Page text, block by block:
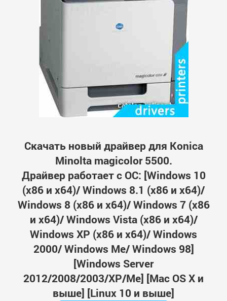
Скачать новый драйвер для Konica
Minolta magicolor 5500.
Драйвер работает с ОС: [Windows 10
(x86 и x64)/ Windows 8.1 (x86 и x64)/
Windows 8 (x86 и x64)/ Windows 7 (x86
и x64)/ Windows Vista (x86 и x64)/
Windows XP (x86 и x64)/ Windows
2000/ Windows Me/ Windows 98]
[Windows Server
2012/2008/2003/XP/Me] [Mac OS X и
выше] [Linux 10 и выше]